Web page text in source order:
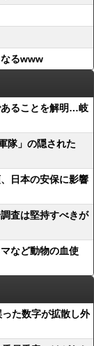
なるwww
あることを解明…岐
隊」の隠された
日本の安保に影響
査は堅持すべきが
など動物の血使
た数字が拡散し外